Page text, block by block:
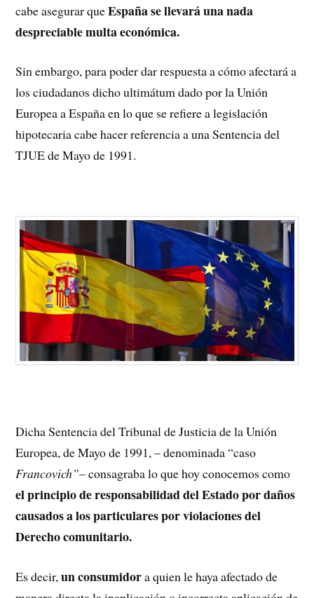
cabe asegurar queEspaña se llevará una nada
despreciable multa económica.
Sin embargo, para poder dar respuesta a cómo afectará a
los ciudadanos dicho ultimátum dado por la Unión
Europea a España en lo que se refiere a legislación
hipotecaria cabe hacer referencia a una Sentencia del
TJUE de Mayo de 1991.
Dicha Sentencia del Tribunal de Justicia de la Unión
Europea, de Mayo de 1991, – denominada “caso
Francovich”– consagraba lo que hoy conocemos como
el principio de responsabilidad del Estado por daños
causados a los particulares por violaciones del
Derecho comunitario.
Es decir,un consumidora quien le haya afectado de